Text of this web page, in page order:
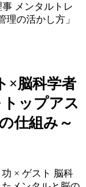
メンタルトレ
理の活かし方」
×脳科学者
ップアス
仕組み～
× ゲスト 脳科